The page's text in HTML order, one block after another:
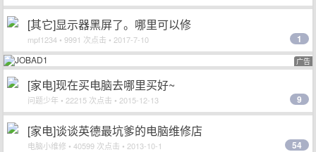
[其它]显示器黑屏了。哪里可以修
mpf1234 • 9991 次点击 • 2017-7-10 1
广告
[家电]现在买电脑去哪里买好~
问题少年 • 22215 次点击 • 2015-12-13 9
[家电]谈谈英德最坑爹的电脑维修店
电脑小维修 • 40599 次点击 • 2013-10-1 54